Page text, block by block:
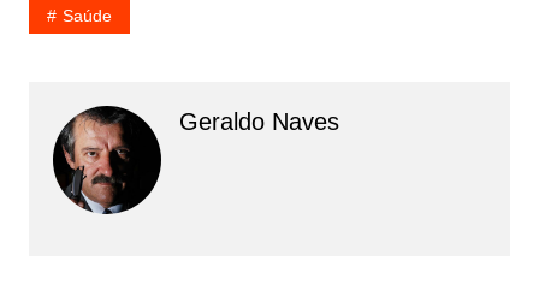
Saúde
Geraldo Naves